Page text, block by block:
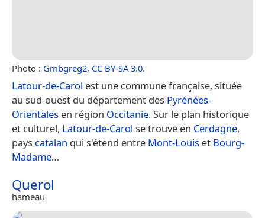
Photo : Gmbgreg2, CC BY-SA 3.0.
Latour-de-Carol est une commune française, située
au sud-ouest du département des Pyrénées-
Orientales en région Occitanie. Sur le plan historique
et culturel, Latour-de-Carol se trouve en Cerdagne,
pays catalan qui s'étend entre Mont-Louis et Bourg-
Madame…
Querol
hameau